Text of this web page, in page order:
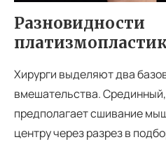
Разновидности
Хирурги выделяют два
вмешательства.
предполагает сшивание
центру через разрез в